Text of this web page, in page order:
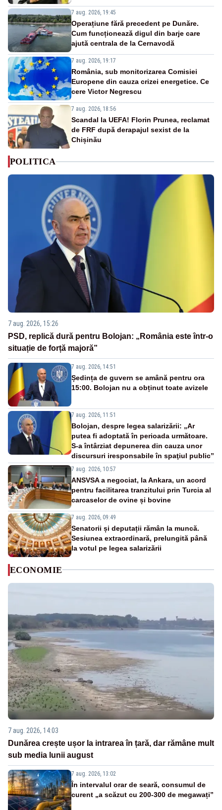
7 aug. 2026, 19:45
Operațiune fără precedent pe Dunăre.
Cum funcționează digul din barje care
ajută centrala de la Cernavodă
7 aug. 2026, 19:17
România, sub monitorizarea Comisiei
Europene din cauza crizei energetice. Ce
cere Victor Negrescu
7 aug. 2026, 18:56
Scandal la UEFA! Florin Prunea, reclamat
de FRF după derapajul sexist de la
Chișinău
POLITICA
7 aug. 2026, 15:26
PSD, replică dură pentru Bolojan: „România este într-o
situație de forță majoră”
7 aug. 2026, 14:51
Ședința de guvern se amână pentru ora
15:00. Bolojan nu a obținut toate avizele
7 aug. 2026, 11:51
Bolojan, despre legea salarizării: „Ar
putea fi adoptată în perioada următoare.
S-a întârziat depunerea din cauza unor
discursuri iresponsabile în spaţiul public”
7 aug. 2026, 10:57
ANSVSA a negociat, la Ankara, un acord
pentru facilitarea tranzitului prin Turcia al
carcaselor de ovine și bovine
7 aug. 2026, 09:49
Senatorii și deputații rămân la muncă.
Sesiunea extraordinară, prelungită până
la votul pe legea salarizării
ECONOMIE
7 aug. 2026, 14:03
Dunărea crește ușor la intrarea în țară, dar rămâne mult
sub media lunii august
7 aug. 2026, 13:02
În intervalul orar de seară, consumul de
curent „a scăzut cu 200-300 de megawați”